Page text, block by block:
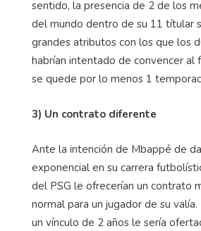
sentido, la presencia de 2 de los
del mundo dentro de su 11 títular
grandes atributos con los que los
habrían intentado de convencer al
se quede por lo menos 1
3) Un contrato diferente
Ante la intención de Mbappé de
exponencial en su carrera
del PSG le ofrecerían un contrato
normal para un jugador de su
un vínculo de 2 años le sería